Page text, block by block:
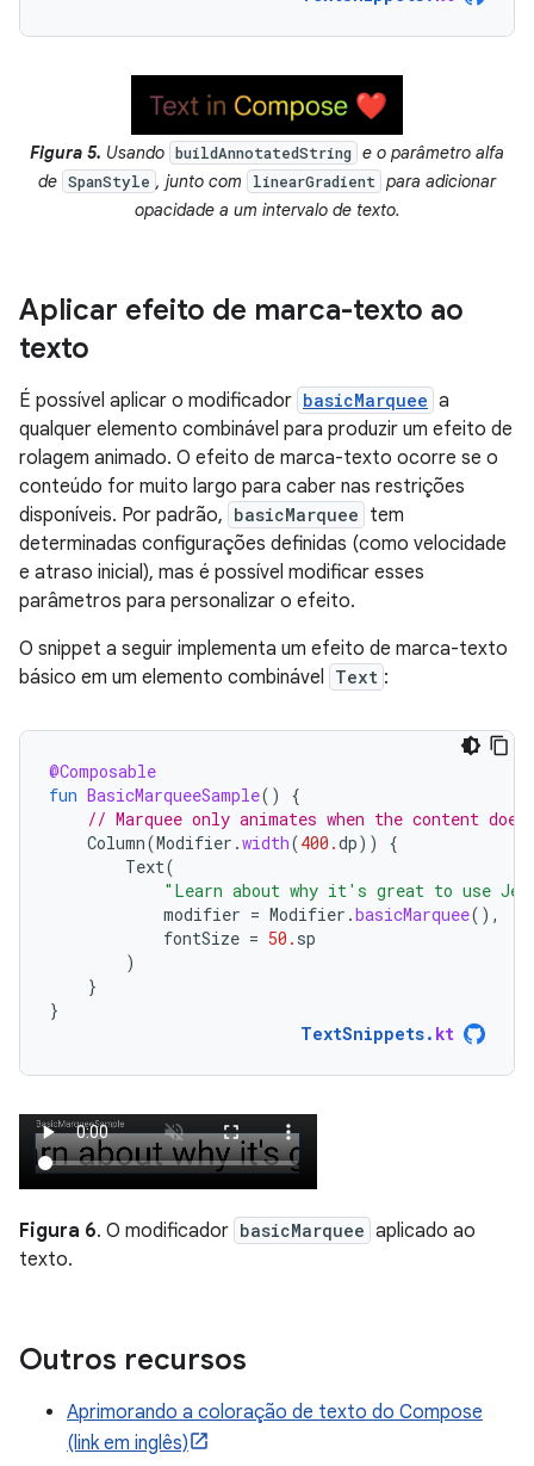
Figura 5. Usando buildAnnotatedString e o parâmetro alfa
de SpanStyle , junto com linearGradient para adicionar
opacidade a um intervalo de texto.
Aplicar efeito de marca-texto ao
texto
É possível aplicar o modificador basicMarquee a
qualquer elemento combinável para produzir um efeito de
rolagem animado. O efeito de marca-texto ocorre se o
conteúdo for muito largo para caber nas restrições
disponíveis. Por padrão, basicMarquee tem
determinadas configurações definidas (como velocidade
e atraso inicial), mas é possível modificar esses
parâmetros para personalizar o efeito.
O snippet a seguir implementa um efeito de marca-texto
básico em um elemento combinável Text :
@Composable
fun BasicMarqueeSample()
{
// Marquee only animates when the content
Column(Modifier .width(400.dp))
{
Text(
"Learn about why it's great to use
modifier = Modifier .basicMarquee(),
fontSize = 50. sp
)
}
}
TextSnippets. kt
Figura 6. O modificador basicMarquee aplicado ao
texto.
Outros recursos
Aprimorando a coloração de texto do Compose
(link em inglês)